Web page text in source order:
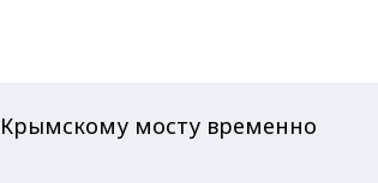
мосту временно